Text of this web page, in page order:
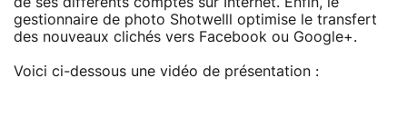
gestionnaire de photo Shotwelll optimise le transfert
des nouveaux clichés vers Facebook ou Google+.
Voici ci-dessous une vidéo de présentation :